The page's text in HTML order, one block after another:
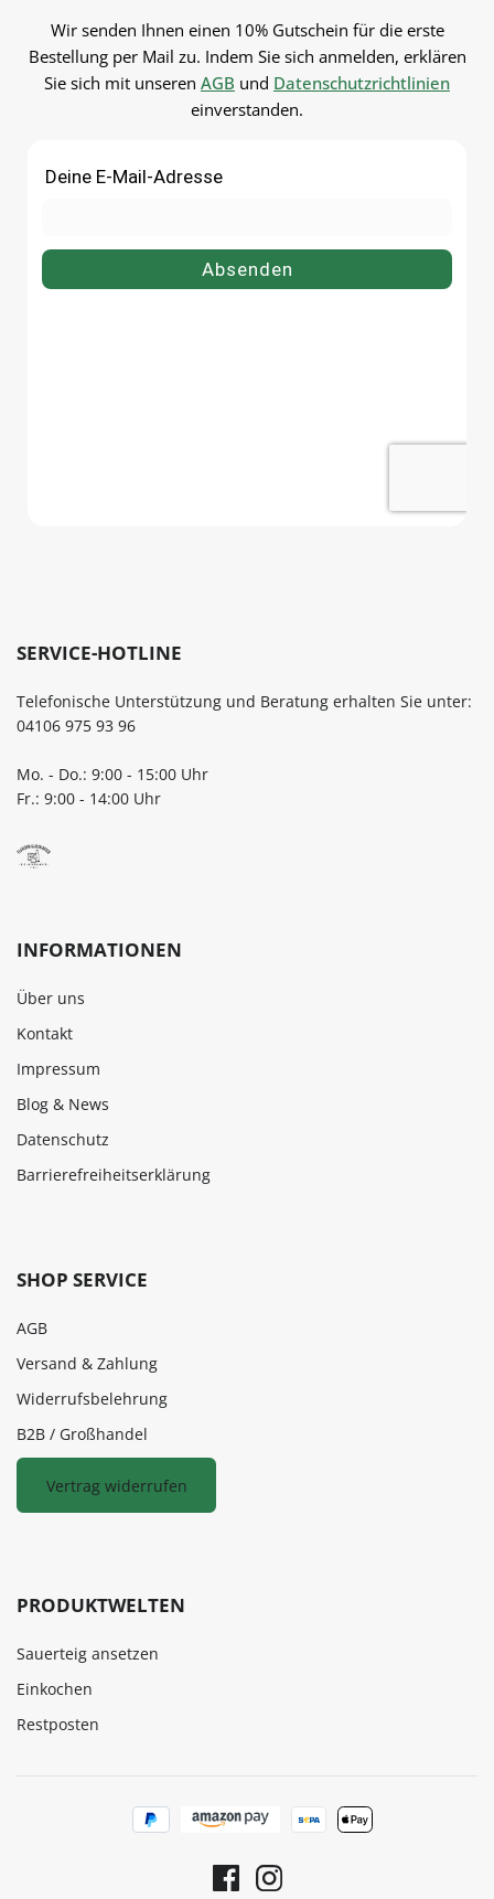
Wir senden Ihnen einen 10% Gutschein für die erste
Bestellung per Mail zu. Indem Sie sich anmelden, erklären
Sie sich mit unseren AGB und Datenschutzrichtlinien
einverstanden.
SERVICE-HOTLINE
Telefonische Unterstützung und Beratung erhalten Sie unter:
04106 975 93 96
Mo. - Do.: 9:00 - 15:00 Uhr
Fr.: 9:00 - 14:00 Uhr
INFORMATIONEN
Über uns
Kontakt
Impressum
Blog & News
Datenschutz
Barrierefreiheitserklärung
SHOP SERVICE
AGB
Versand & Zahlung
Widerrufsbelehrung
B2B / Großhandel
Vertrag widerrufen
PRODUKTWELTEN
Sauerteig ansetzen
Einkochen
Restposten